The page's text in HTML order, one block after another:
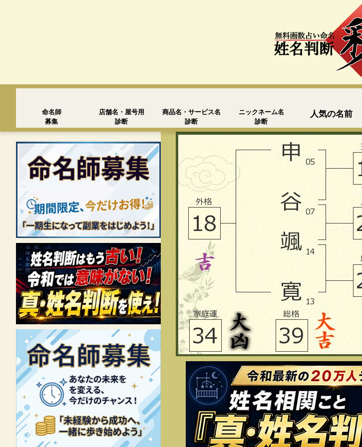
命名師
募集
店舗名・屋号用
診断
商品名・サービス名
診断
ニックネーム名
診断
人気の名前